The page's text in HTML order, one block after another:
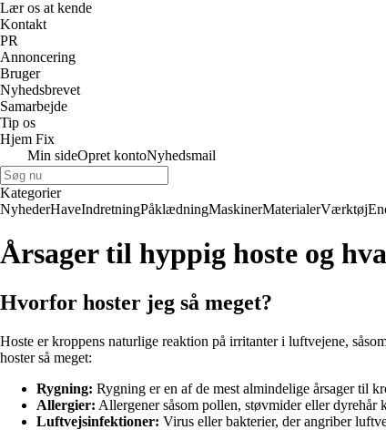
Lær os at kende
Kontakt
PR
Annoncering
Bruger
Nyhedsbrevet
Samarbejde
Tip os
Hjem Fix
Min sideOpret kontoNyhedsmail
Kategorier
NyhederHaveIndretningPåklædningMaskinerMaterialerVærktøj
Årsager til hyppig hoste og
Hvorfor hoster jeg så meget?
Hoste er kroppens naturlige reaktion på irritanter i luftvejene,
hoster så meget:
Rygning: Rygning er en af de mest almindelige årsager til
Allergier: Allergener såsom pollen, støvmider eller dyrehår
Luftvejsinfektioner: Virus eller bakterier, der angriber